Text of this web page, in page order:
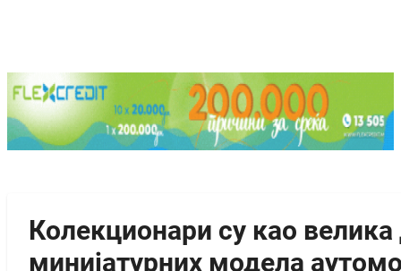
Колекционари су као
минијатурних модела